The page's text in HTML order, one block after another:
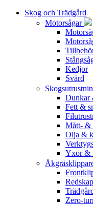
Skog och Trädgård
Motorsågar
Kedjor
Svärd
Dunkar
Fett &
Mått- &
Olja &
Yxor &
Zero-